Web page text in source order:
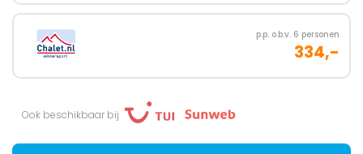
p.p. o.b.v. 6 personen
334,-
Ook beschikbaar bij